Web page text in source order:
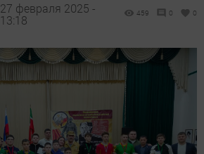
27 февраля 2025 -
13:18
459 0 0